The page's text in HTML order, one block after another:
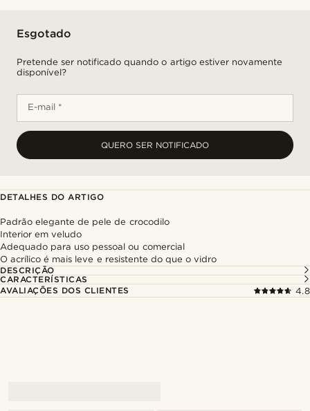
Esgotado
Pretende ser notificado quando o artigo estiver novamente
disponível?
E-mail *
QUERO SER NOTIFICADO
DETALHES DO ARTIGO
Padrão elegante de pele de crocodilo
Interior em veludo
Adequado para uso pessoal ou comercial
O acrílico é mais leve e resistente do que o vidro
DESCRIÇÃO
CARACTERÍSTICAS
AVALIAÇÕES DOS CLIENTES
4.8